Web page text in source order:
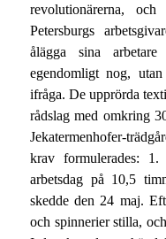
revolutionärerna,
Petersburgs
ålägga sina
egendomligt nog,
ifråga. De upprörda
rådslag med omkring
Jekatermenhofer-
krav formulerades:
arbetsdag på 10,5
skedde den 24 maj.
och spinnerier stilla,